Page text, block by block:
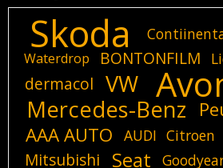
Skoda
Waterdrop BONTONFILM
dermacol
VW
Mercedes-Benz
AAA AUTO
AUDI Citroen
Mitsubishi Seat